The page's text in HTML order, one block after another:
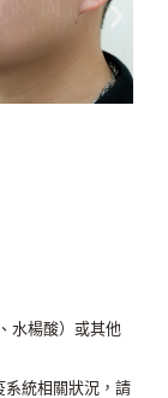
水楊酸）或其他
統相關狀況，請